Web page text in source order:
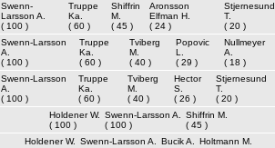
Swenn-
Larsson A.
( 100 )
Truppe
Ka.
( 60 )
Shiffrin
M.
( 45 )
Aronsson
Elfman H.
( 24 )
Stjernesund
T.
( 20 )
Swenn-Larsson
A.
( 100 )
Truppe
Ka.
( 60 )
Tviberg
M.
( 40 )
Popovic
L.
( 29 )
Nullmeyer
A.
( 18 )
Swenn-Larsson
A.
( 100 )
Truppe
Ka.
( 60 )
Tviberg
M.
( 40 )
Hector
S.
( 26 )
Stjernesund
T.
( 20 )
Holdener W.
( 100 )
Swenn-Larsson A.
( 100 )
Shiffrin M.
( 45 )
Holdener W. Swenn-Larsson A.
Bucik A.
Holtmann M.